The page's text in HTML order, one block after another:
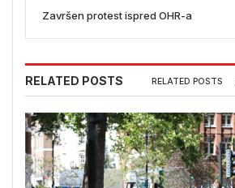
Završen protest ispred OHR-a
RELATED POSTS RELATED POSTS